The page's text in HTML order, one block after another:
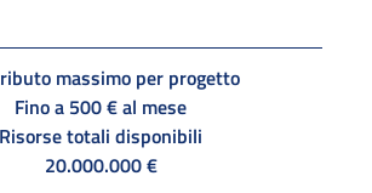
massimo per progetto
Fino a 500 € al mese
Risorse totali disponibili
20.000.000 €